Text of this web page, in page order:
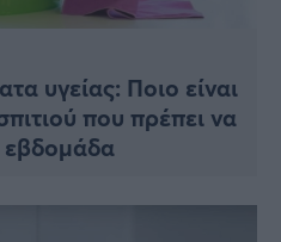
υγείας: Ποιο είναι
που πρέπει να
εβδομάδα